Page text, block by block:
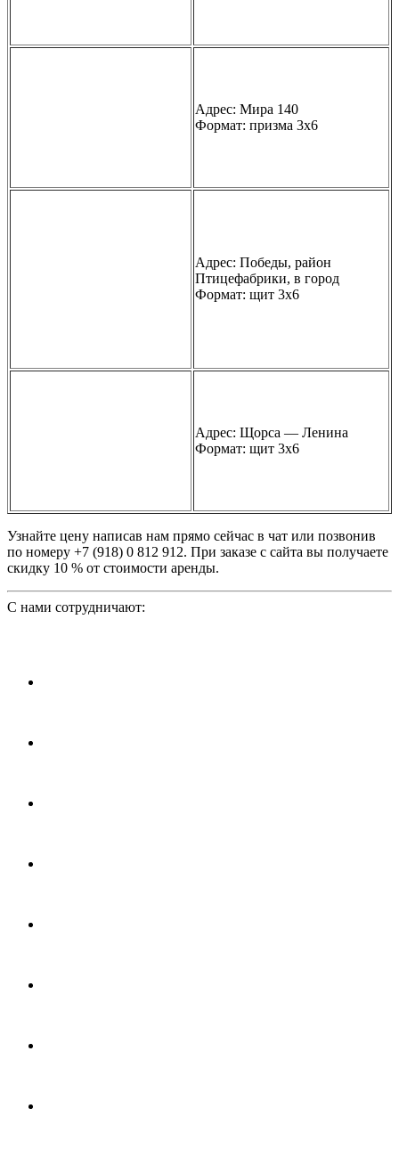
Адрес: Мира 140
Формат: призма 3х6
Адрес: Победы, район
Птицефабрики, в город
Формат: щит 3х6
Адрес: Щорса — Ленина
Формат: щит 3х6
Узнайте цену написав нам прямо сейчас в чат или позвонив
по номеру +7 (918) 0 812 912. При заказе с сайта вы получаете
скидку 10 % от стоимости аренды.
С нами сотрудничают: